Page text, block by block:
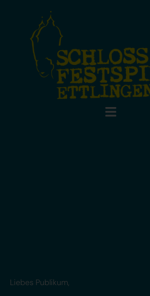
Liebes Publikum,